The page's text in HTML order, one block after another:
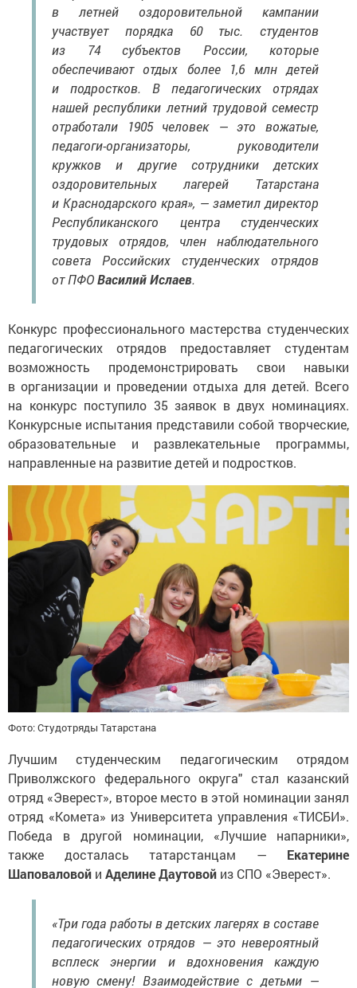
в летней оздоровительной кампании
участвует порядка 60 тыс. студентов
из 74 субъектов России, которые
обеспечивают отдых более 1,6 млн детей
и подростков. В педагогических отрядах
нашей республики летний трудовой семестр
отработали 1905 человек — это вожатые,
педагоги-организаторы, руководители
кружков и другие сотрудники детских
оздоровительных лагерей Татарстана
и Краснодарского края», — заметил директор
Республиканского центра студенческих
трудовых отрядов, член наблюдательного
совета Российских студенческих отрядов
от ПФОВасилий Ислаев.
Конкурс профессионального мастерства студенческих
педагогических отрядов предоставляет студентам
возможность продемонстрировать свои навыки
в организации и проведении отдыха для детей. Всего
на конкурс поступило 35 заявок в двух номинациях.
Конкурсные испытания представили собой творческие,
образовательные и развлекательные программы,
направленные на развитие детей и подростков.
Фото: Студотряды Татарстана
Лучшим студенческим педагогическим отрядом
Приволжского федерального округа" стал казанский
отряд «Эверест», второе место в этой номинации занял
отряд «Комета» из Университета управления «ТИСБИ».
Победа в другой номинации, «Лучшие напарники»,
также досталась татарстанцам — Екатерине
Шаповаловой и Аделине Даутовой из СПО «Эверест».
«Три года работы в детских лагерях в составе
педагогических отрядов — это невероятный
всплеск энергии и вдохновения каждую
новую смену! Взаимодействие с детьми —